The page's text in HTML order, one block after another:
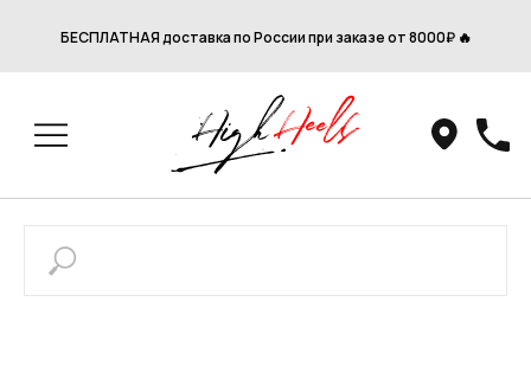
БЕСПЛАТНАЯ доставка по России при заказе от 8000₽ 🔥